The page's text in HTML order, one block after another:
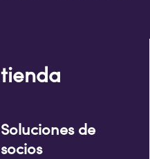
Soluciones de
socios